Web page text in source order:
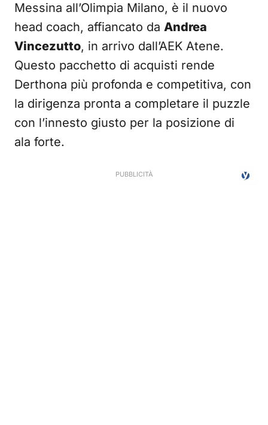
Messina all’Olimpia Milano, è il nuovo
head coach, affiancato da Andrea
Vincezutto, in arrivo dall’AEK Atene.
Questo pacchetto di acquisti rende
Derthona più profonda e competitiva, con
la dirigenza pronta a completare il puzzle
con l’innesto giusto per la posizione di
ala forte.